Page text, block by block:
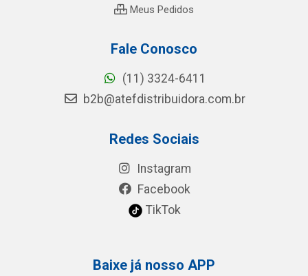
Meus Pedidos
Fale Conosco
(11) 3324-6411
b2b@atefdistribuidora.com.br
Redes Sociais
Instagram
Facebook
TikTok
Baixe já nosso APP